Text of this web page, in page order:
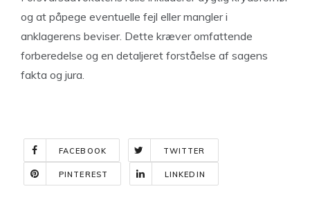
og at påpege eventuelle fejl eller mangler i
anklagerens beviser. Dette kræver omfattende
forberedelse og en detaljeret forståelse af sagens
fakta og jura.
FACEBOOK TWITTER
PINTEREST LINKEDIN